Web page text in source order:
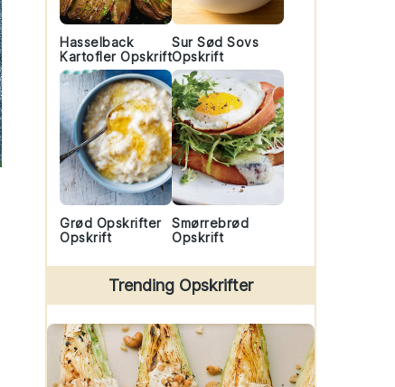
Hasselback
Kartofler Opskrift
Sur Sød Sovs
Opskrift
Grød Opskrifter
Opskrift
Smørrebrød
Opskrift
Trending Opskrifter